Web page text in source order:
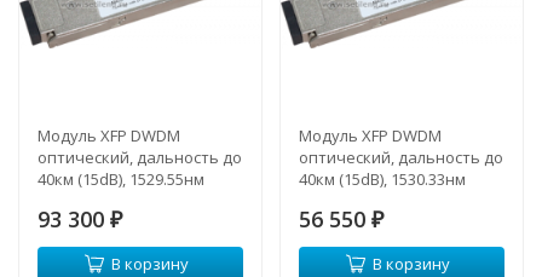
Модуль XFP DWDM
оптический, дальность до
40км (15dB), 1529.55нм
93 300 ₽
В корзину
Модуль XFP DWDM
оптический, дальность до
40км (15dB), 1530.33нм
56 550 ₽
В корзину